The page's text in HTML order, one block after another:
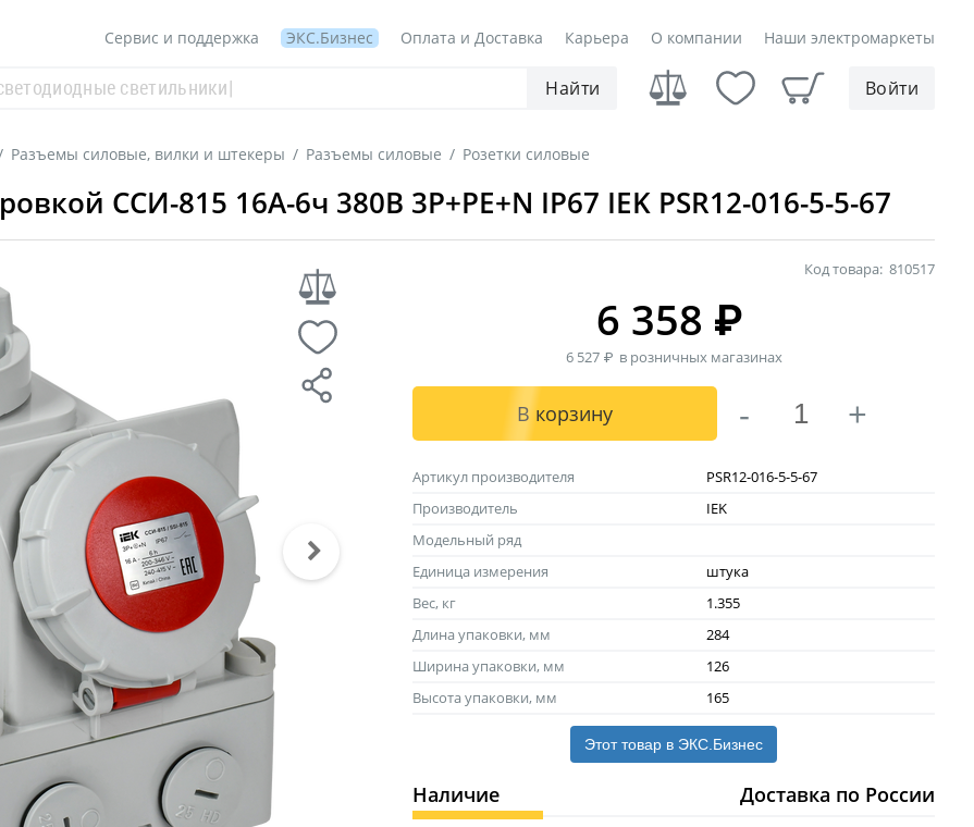
Сервис и поддержка ЭКС.Бизнес Оплата и Доставка Карьера О компании Наши электромаркеты
Найти Войти
Разъемы силовые, вилки и штекеры / Разъемы силовые / Розетки силовые
ССИ-815 16А-6ч 380В 3P+PE+N IP67 IEK PSR12-016-5-5-67
Код товара: 810517
6 358 ₽
6 527 ₽в розничных магазинах
В корзину - +
Артикул производителя
PSR12-016-5-5-67
Производитель
IEK
Модельный ряд
Единица измерения
штука
Вес, кг
1.355
Длина упаковки, мм
284
Ширина упаковки, мм
126
Высота упаковки, мм
165
Этот товар в ЭКС.Бизнес
Наличие Доставка по России